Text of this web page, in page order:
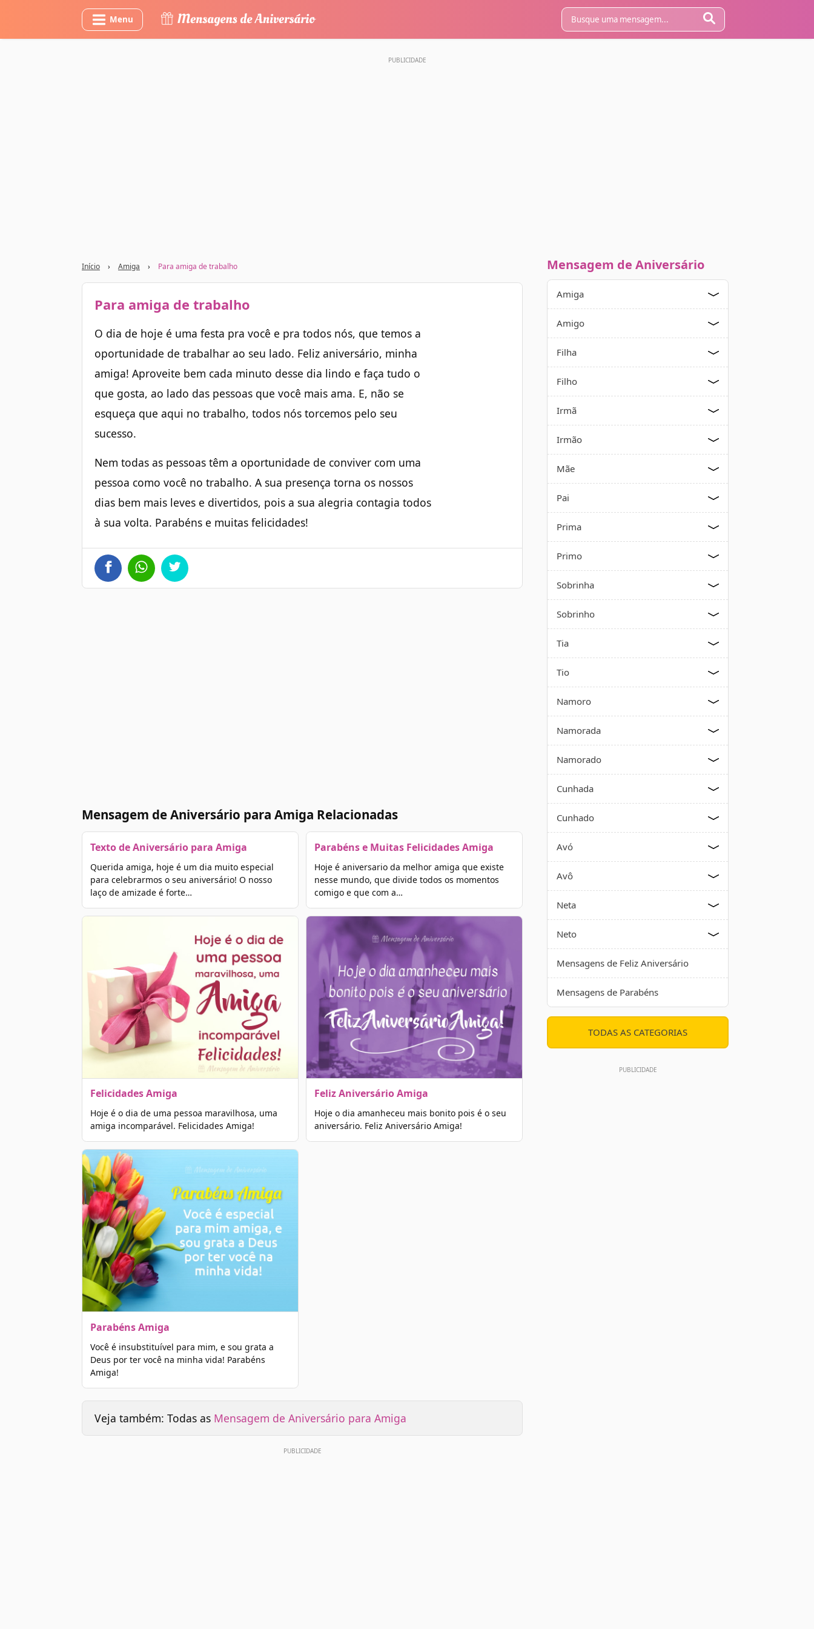
Menu
Início › Amiga › Para amiga de trabalho
Para amiga de trabalho
O dia de hoje é uma festa pra você e pra todos nós, que temos a
oportunidade de trabalhar ao seu lado. Feliz aniversário, minha
amiga! Aproveite bem cada minuto desse dia lindo e faça tudo o
que gosta, ao lado das pessoas que você mais ama. E, não se
esqueça que aqui no trabalho, todos nós torcemos pelo seu
sucesso.
Nem todas as pessoas têm a oportunidade de conviver com uma
pessoa como você no trabalho. A sua presença torna os nossos
dias bem mais leves e divertidos, pois a sua alegria contagia todos
à sua volta. Parabéns e muitas felicidades!
Mensagem de Aniversário para Amiga Relacionadas
Texto de Aniversário para Amiga
Querida amiga, hoje é um dia muito especial
para celebrarmos o seu aniversário! O nosso
laço de amizade é forte…
Felicidades Amiga
Hoje é o dia de uma pessoa maravilhosa, uma
amiga incomparável. Felicidades Amiga!
Parabéns Amiga
Você é insubstituível para mim, e sou grata a
Deus por ter você na minha vida! Parabéns
Amiga!
Parabéns e Muitas Felicidades Amiga
Hoje é aniversario da melhor amiga que existe
nesse mundo, que divide todos os momentos
comigo e que com a…
Feliz Aniversário Amiga
Hoje o dia amanheceu mais bonito pois é o seu
aniversário. Feliz Aniversário Amiga!
Veja também: Todas as Mensagem de Aniversário para Amiga
Mensagem de Aniversário
Amiga
Amigo
Filha
Filho
Irmã
Irmão
Mãe
Pai
Prima
Primo
Sobrinha
Sobrinho
Tia
Tio
Namoro
Namorada
Namorado
Cunhada
Cunhado
Avó
Avô
Neta
Neto
Mensagens de Feliz Aniversário
Mensagens de Parabéns
TODAS AS CATEGORIAS